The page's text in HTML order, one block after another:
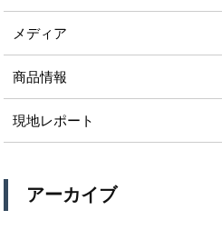
メディア
商品情報
現地レポート
アーカイブ